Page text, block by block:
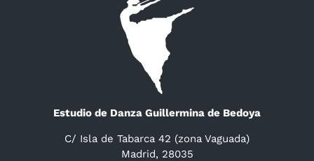
Estudio de Danza Guillermina de Bedoya
C/ Isla de Tabarca 42 (zona Vaguada)
Madrid, 28035